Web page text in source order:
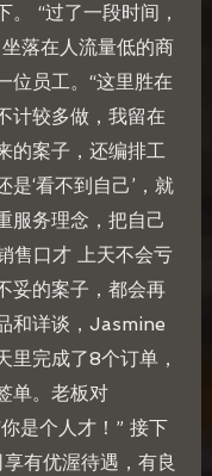
“过了一段时间，
落在人流量低的商
位员工。“这里胜在
计较多做，我留在
的案子，还编排工
‘看不到自己’，就
服务理念，把自己
售口才 上天不会亏
妥的案子，都会再
和详谈，Jasmine
里完成了8个订单，
单。老板对
是个人才！” 接下
有优渥待遇，有良